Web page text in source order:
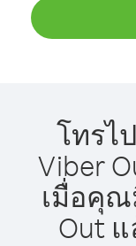
โทรไ
Viber
เมื่อคุณ
Out